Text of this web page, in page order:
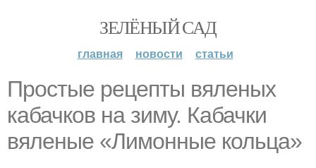
ЗЕЛЁНЫЙ САД
главная новости статьи
Простые рецепты вяленых
кабачков на зиму. Кабачки
вяленые «Лимонные кольца»